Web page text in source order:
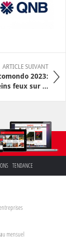
ARTICLE SUIVANT
2023:
feux sur ...
TENDANCE
mensuel